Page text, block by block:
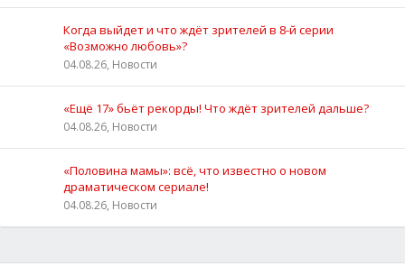
Когда выйдет и что ждёт зрителей в 8-й серии
«Возможно любовь»?
04.08.26, Новости
«Ещё 17» бьёт рекорды! Что ждёт зрителей дальше?
04.08.26, Новости
«Половина мамы»: всё, что известно о новом
драматическом сериале!
04.08.26, Новости